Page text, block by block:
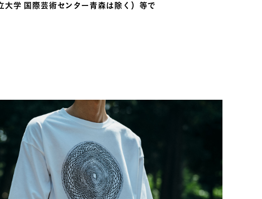
大学 国際芸術センター青森は除く）等で